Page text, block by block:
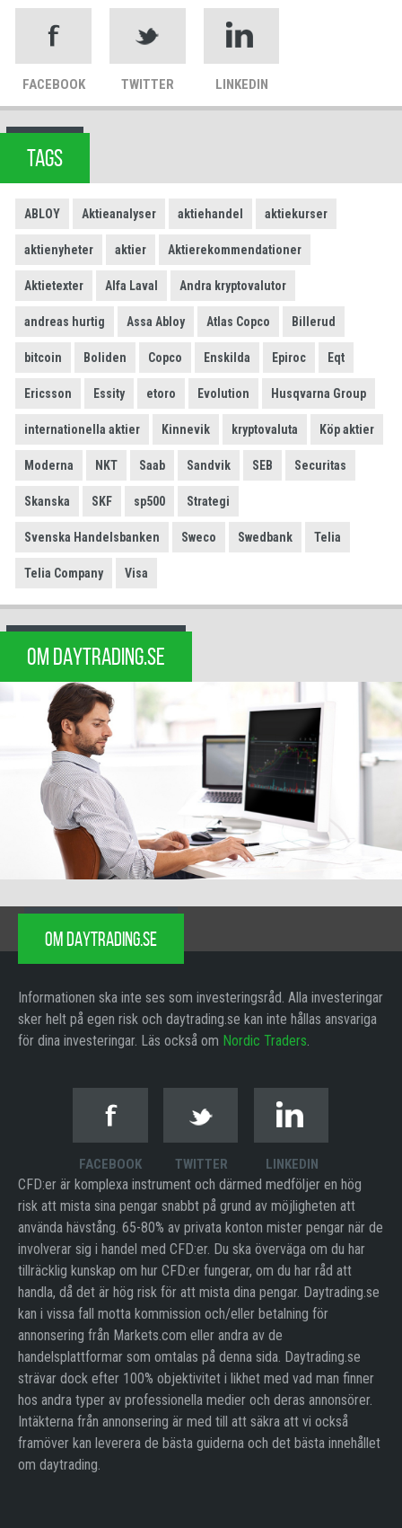
FACEBOOK TWITTER LINKEDIN
TAGS
ABLOY Aktieanalyser aktiehandel aktiekurser
aktienyheter aktier Aktierekommendationer
Aktietexter Alfa Laval Andra kryptovalutor
andreas hurtig Assa Abloy Atlas Copco Billerud
bitcoin Boliden Copco Enskilda Epiroc Eqt
Ericsson Essity etoro Evolution Husqvarna Group
internationella aktier Kinnevik kryptovaluta Köp aktier
Moderna NKT Saab Sandvik SEB Securitas
Skanska SKF sp500 Strategi
Svenska Handelsbanken Sweco Swedbank Telia
Telia Company Visa
OM DAYTRADING.SE
OM DAYTRADING.SE
Informationen ska inte ses som investeringsråd. Alla investeringar
sker helt på egen risk och daytrading.se kan inte hållas ansvariga
för dina investeringar. Läs också om Nordic Traders.
FACEBOOK TWITTER LINKEDIN
CFD:er är komplexa instrument och därmed medföljer en hög
risk att mista sina pengar snabbt på grund av möjligheten att
använda hävstång. 65-80% av privata konton mister pengar när de
involverar sig i handel med CFD:er. Du ska överväga om du har
tillräcklig kunskap om hur CFD:er fungerar, om du har råd att
handla, då det är hög risk för att mista dina pengar. Daytrading.se
kan i vissa fall motta kommission och/eller betalning för
annonsering från Markets.com eller andra av de
handelsplattformar som omtalas på denna sida. Daytrading.se
strävar dock efter 100% objektivitet i likhet med vad man finner
hos andra typer av professionella medier och deras annonsörer.
Intäkterna från annonsering är med till att säkra att vi också
framöver kan leverera de bästa guiderna och det bästa innehållet
om daytrading.